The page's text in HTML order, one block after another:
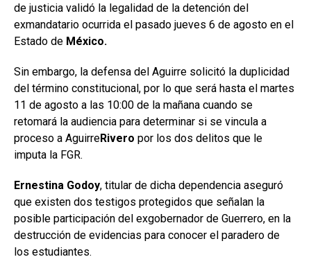
de justicia validó la legalidad de la detención del
exmandatario ocurrida el pasado jueves 6 de agosto en el
Estado de México.
Sin embargo, la defensa del Aguirre solicitó la duplicidad
del término constitucional, por lo que será hasta el martes
11 de agosto a las 10:00 de la mañana cuando se
retomará la audiencia para determinar si se vincula a
proceso a AguirreRivero por los dos delitos que le
imputa la FGR.
Ernestina Godoy, titular de dicha dependencia aseguró
que existen dos testigos protegidos que señalan la
posible participación del exgobernador de Guerrero, en la
destrucción de evidencias para conocer el paradero de
los estudiantes.